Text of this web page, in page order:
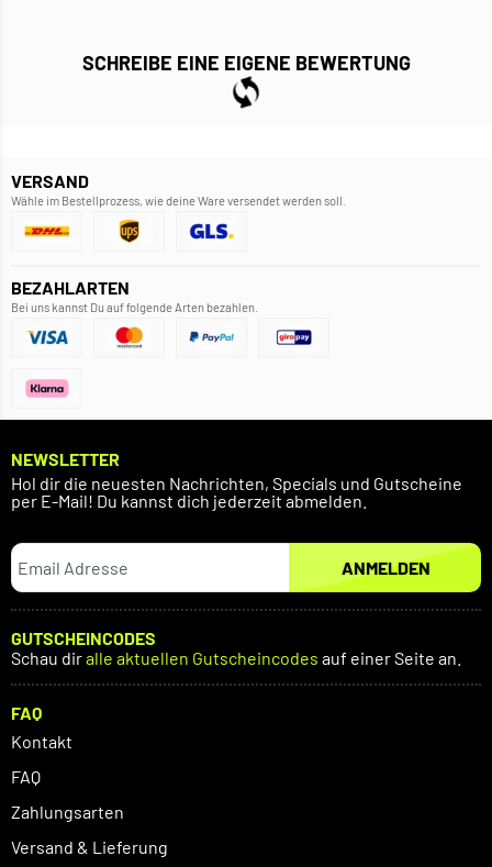
SCHREIBE EINE EIGENE BEWERTUNG
VERSAND
Wähle im Bestellprozess, wie deine Ware versendet werden soll.
BEZAHLARTEN
Bei uns kannst Du auf folgende Arten bezahlen.
NEWSLETTER
Hol dir die neuesten Nachrichten, Specials und Gutscheine
per E-Mail! Du kannst dich jederzeit abmelden.
ANMELDEN
GUTSCHEINCODES
Schau diralle aktuellen Gutscheincodes auf einer Seite an.
FAQ
Kontakt
FAQ
Zahlungsarten
Versand & Lieferung